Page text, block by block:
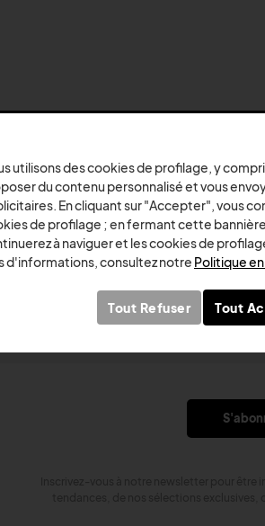
Ne
utilisons des cookies de profilage, y
du contenu personnalisé et vous
En cliquant sur "Accepter", vous
de profilage ; en fermant cette bannière
à naviguer et les cookies de
d'informations, consultez notre Politique
Tout Refuser Tout